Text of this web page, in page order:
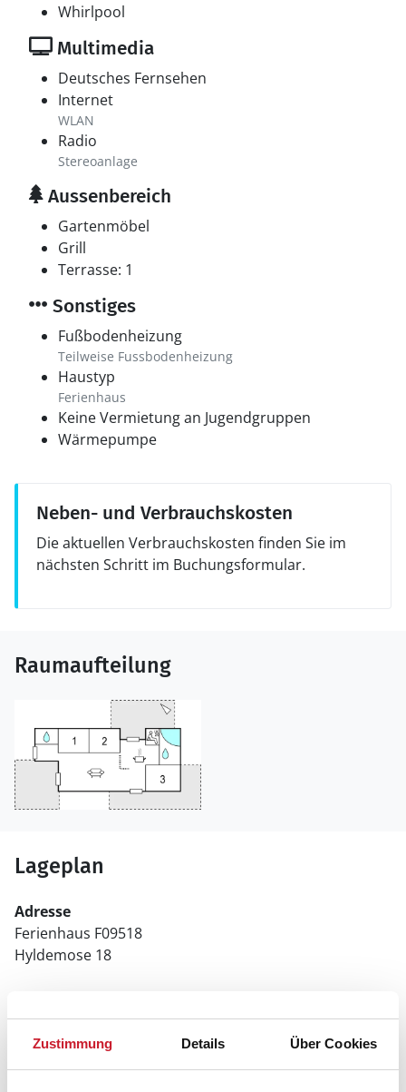
Zustimmung Details Über Cookies
Whirlpool
Multimedia
Deutsches Fernsehen
Internet
WLAN
Radio
Stereoanlage
Aussenbereich
Gartenmöbel
Grill
Terrasse: 1
Sonstiges
Fußbodenheizung
Teilweise Fussbodenheizung
Haustyp
Ferienhaus
Keine Vermietung an Jugendgruppen
Wärmepumpe
Neben- und Verbrauchskosten
Die aktuellen Verbrauchskosten finden Sie im
nächsten Schritt im Buchungsformular.
Raumaufteilung
Lageplan
Adresse
Ferienhaus F09518
Hyldemose 18